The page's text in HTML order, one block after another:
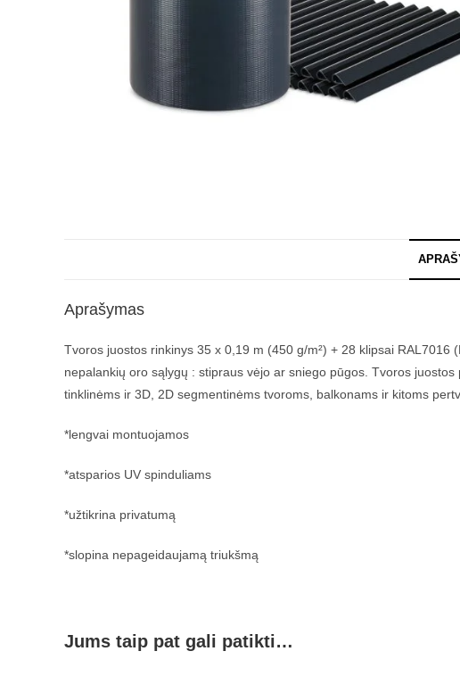
Aprašymas
Tvoros juostos rinkinys 35 x 0,19 m (450 g/m²) + 28 klipsai
nepalankių oro sąlygų : stipraus vėjo ar sniego pūgos. Tvoros
tinklinėms ir 3D, 2D segmentinėms tvoroms, balkonams ir kitoms
*lengvai montuojamos
*atsparios UV spinduliams
*užtikrina privatumą
*slopina nepageidaujamą triukšmą
Jums taip pat gali patikti…